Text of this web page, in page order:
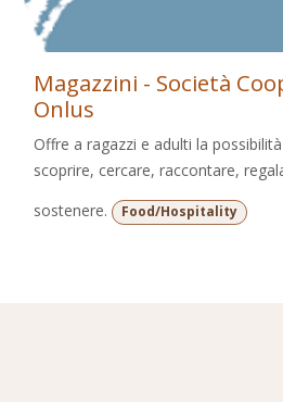
Magazzini - Società
Onlus
Offre a ragazzi e adulti la
scoprire, cercare, raccontare,
sostenere.
Food/Hospitality